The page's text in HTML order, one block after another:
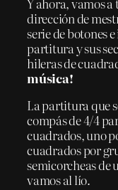
dirección de
serie de botones
partitura y sus
hileras de
música!
La partitura que
compás de 4/4
cuadrados, uno
cuadrados por
semicorcheas de
vamos al lío.